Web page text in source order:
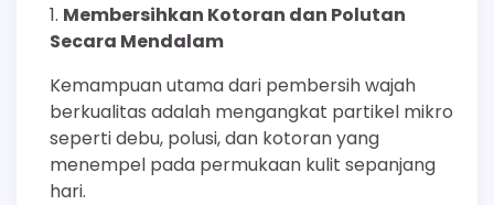
Membersihkan Kotoran dan Polutan
Secara Mendalam
Kemampuan utama dari pembersih wajah
berkualitas adalah mengangkat partikel mikro
seperti debu, polusi, dan kotoran yang
menempel pada permukaan kulit sepanjang
hari.